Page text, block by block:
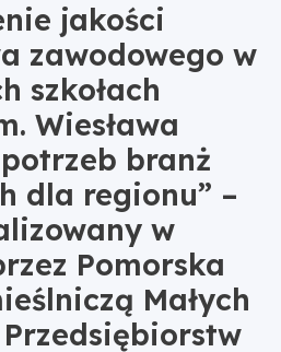
jakości
zawodowego w
szkołach
Wiesława
branż
dla regionu” –
w
Pomorska
Małych